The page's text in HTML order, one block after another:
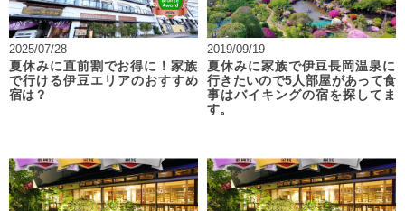
2025/07/28
夏休みに直前割でお得に！家族
で行ける伊豆エリアのおすすめ
宿は？
2019/09/19
夏休みに家族で伊豆長岡温泉に
行きたいので5人部屋があって食
事はバイキングの宿を探してま
す。